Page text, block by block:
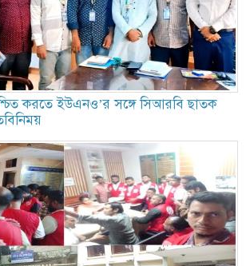
করতে ইউএনও’র সঙ্গে সিআরবি ছাতক